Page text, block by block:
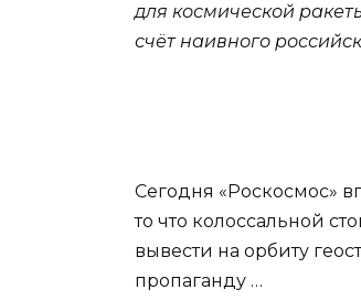
для космической
счёт наивного
Сегодня «Роскосмос»
то что колоссальной
вывести на орбиту
пропаганду …